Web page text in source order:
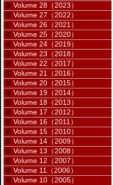
Volume 28（2023）
Volume 27（2022）
Volume 26（2021）
Volume 25（2020）
Volume 24（2019）
Volume 23（2018）
Volume 22（2017）
Volume 21（2016）
Volume 20（2015）
Volume 19（2014）
Volume 18（2013）
Volume 17（2012）
Volume 16（2011）
Volume 15（2010）
Volume 14（2009）
Volume 13（2008）
Volume 12（2007）
Volume 11（2006）
Volume 10（2005）